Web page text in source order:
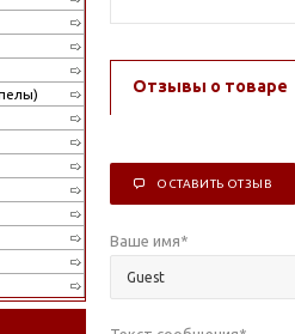
Отзывы о товаре
ОСТАВИТЬ ОТЗЫВ
Ваше имя*